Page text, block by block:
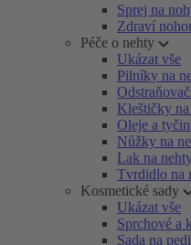
Sprej na
Zdraví
Péče o nehty
Ukázat vše
Pilníky na
Kleštičky
Oleje a
Nůžky na
Lak na
Tvrdidlo na
Kosmetické sady
Ukázat vše
Sprchové a
Sada na